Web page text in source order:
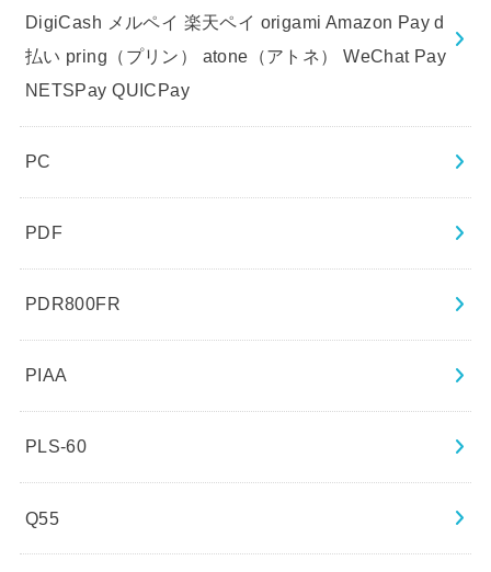
DigiCash メルペイ 楽天ペイ origami Amazon Pay d
払い pring（プリン） atone（アトネ） WeChat Pay
NETSPay QUICPay
PC
PDF
PDR800FR
PIAA
PLS-60
Q55